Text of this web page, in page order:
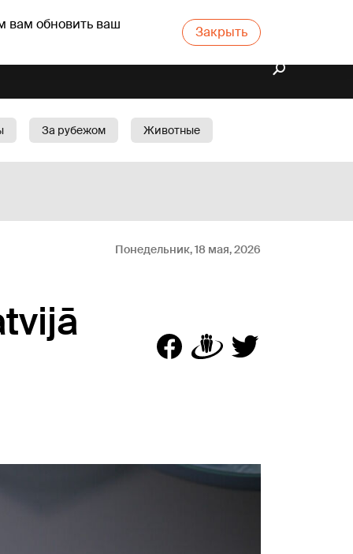
вам обновить ваш
Закрыть
За рубежом
Животные
Понедельник, 18 мая, 2026